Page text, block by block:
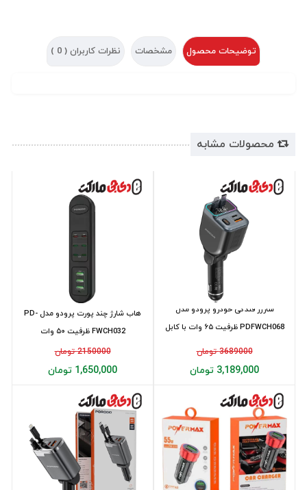
توضیحات محصول مشخصات نظرات کاربران ( 0
)
محصولات مشابه
هاب شارژ چند پورت پرودو مدل PD-
FWCH032 ظرفیت ۵۰ وات
2150000 تومان
1,650,000 تومان
شارژر فندکی خودرو پرودو مدل
PDFWCH068 ظرفیت ۶۵ وات با کابل
جمع شونده
3689000 تومان
3,189,000 تومان